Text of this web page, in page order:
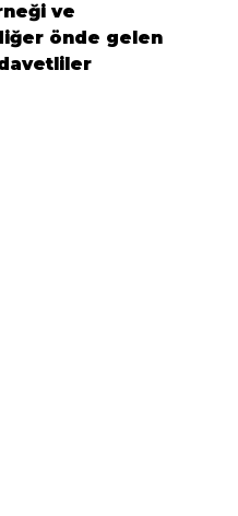
ve
önde gelen
davetliler